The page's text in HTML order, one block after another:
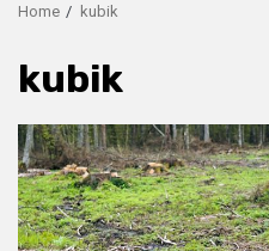
Home kubik
kubik